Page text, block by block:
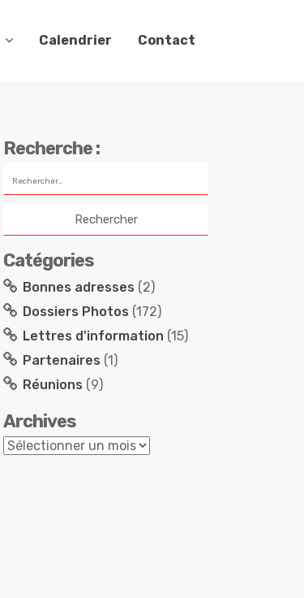
Calendrier Contact
Recherche :
Catégories
Bonnes adresses (2)
Dossiers Photos (172)
Lettres d'information (15)
Partenaires (1)
Réunions (9)
Archives